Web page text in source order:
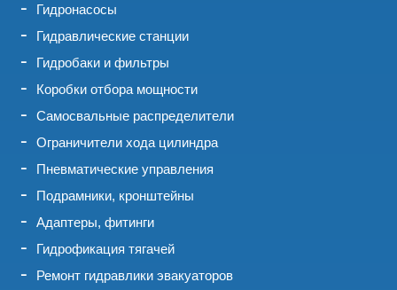
Гидронасосы
Гидравлические станции
Гидробаки и фильтры
Коробки отбора мощности
Самосвальные распределители
Ограничители хода цилиндра
Пневматические управления
Подрамники, кронштейны
Адаптеры, фитинги
Гидрофикация тягачей
Ремонт гидравлики эвакуаторов